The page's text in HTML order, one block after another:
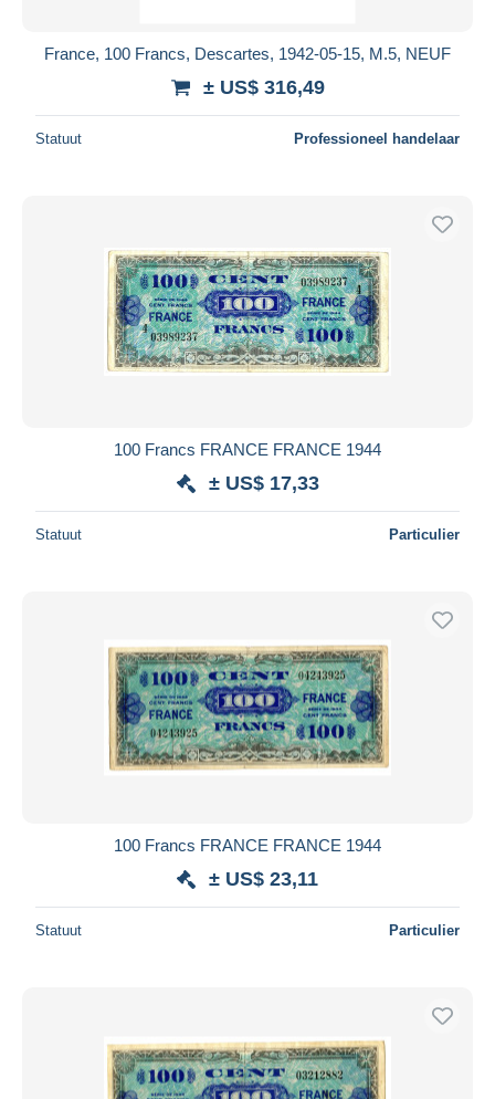
France, 100 Francs, Descartes, 1942-05-15, M.5, NEUF
± US$ 316,49
Statuut Professioneel handelaar
100 Francs FRANCE FRANCE 1944
± US$ 17,33
Statuut Particulier
100 Francs FRANCE FRANCE 1944
± US$ 23,11
Statuut Particulier